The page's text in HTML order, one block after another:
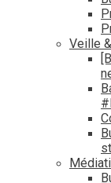
Veille